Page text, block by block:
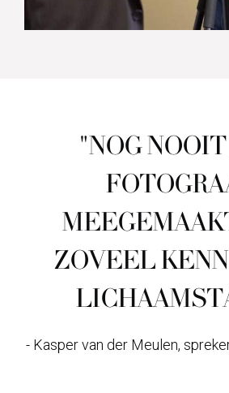
"NOG
ZOVEEL
- Kasper van der Meulen,